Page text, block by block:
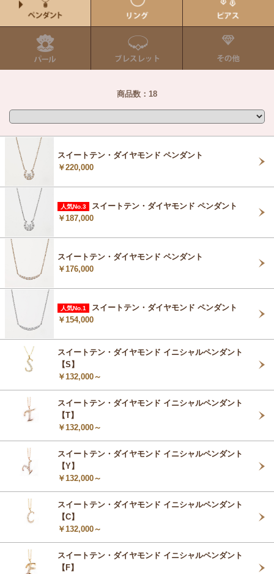
商品数：18
スイートテン・ダイヤモンド ペンダント
￥220,000
人気No.3
スイートテン・ダイヤモンド ペンダント
￥187,000
スイートテン・ダイヤモンド ペンダント
￥176,000
人気No.1
スイートテン・ダイヤモンド ペンダント
￥154,000
スイートテン・ダイヤモンド イニシャルペンダント
【S】
￥132,000～
スイートテン・ダイヤモンド イニシャルペンダント
【T】
￥132,000～
スイートテン・ダイヤモンド イニシャルペンダント
【Y】
￥132,000～
スイートテン・ダイヤモンド イニシャルペンダント
【C】
￥132,000～
スイートテン・ダイヤモンド イニシャルペンダント
【F】